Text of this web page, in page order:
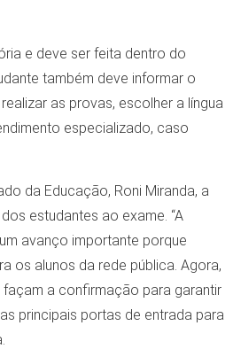
e deve ser feita dentro do
também deve informar o
as provas, escolher a língua
especializado, caso
da Educação, Roni Miranda, a
estudantes ao exame. “A
avanço importante porque
os alunos da rede pública. Agora,
a confirmação para garantir
principais portas de entrada para